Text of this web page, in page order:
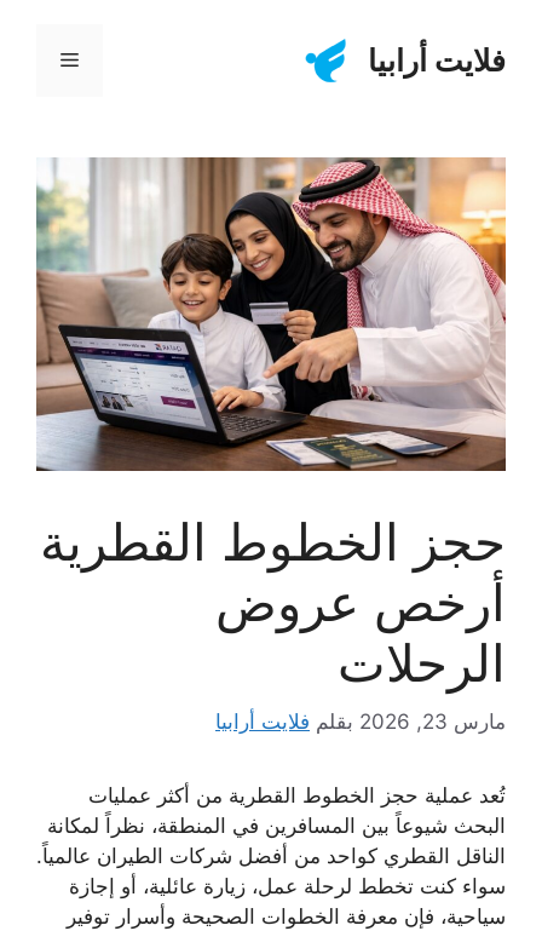
المحتوىفلايت أرابيا القائمة
حجز الخطوط القطرية
أرخص عروض
الرحلات
مارس 23, 2026 بقلم فلايت أرابيا
تُعد عملية حجز الخطوط القطرية من أكثر عمليات
البحث شيوعاً بين المسافرين في المنطقة، نظراً لمكانة
الناقل القطري كواحد من أفضل شركات الطيران عالمياً.
سواء كنت تخطط لرحلة عمل، زيارة عائلية، أو إجازة
سياحية، فإن معرفة الخطوات الصحيحة وأسرار توفير